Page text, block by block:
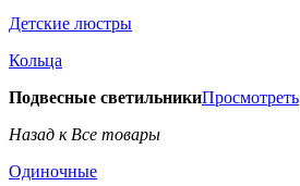
Детские люстры
Кольца
Подвесные светильникиПросмотреть
Назад к Все товары
Одиночные